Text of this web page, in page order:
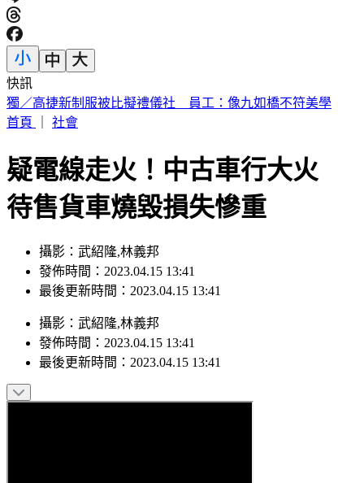
快訊
富婆砸錢當女主「強加60場吻戲」 男星崩潰發聲：往我嘴裡
伸舌頭
疑電線走火！中古車行大火
待售貨車燒毀損失慘重
攝影：武紹隆,林義邦
發佈時間：2023.04.15 13:41
攝影：武紹隆,林義邦
發佈時間：2023.04.15 13:41